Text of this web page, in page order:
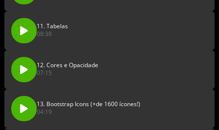
11. Tabelas
08:38
12. Cores e Opacidade
07:15
13. Bootstrap Icons (+de 1600 ícones!)
04:19